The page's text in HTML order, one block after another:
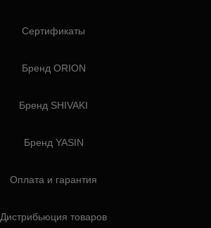
Сертификаты
Бренд ORION
Бренд SHIVAKI
Бренд YASIN
Оплата и гарантия
Дистрибьюция товаров